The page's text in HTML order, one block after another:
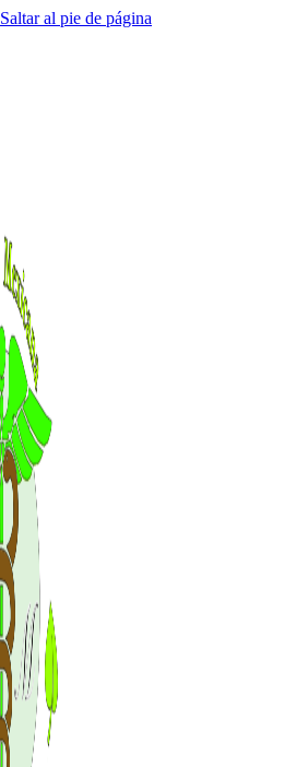
Saltar al pie de página